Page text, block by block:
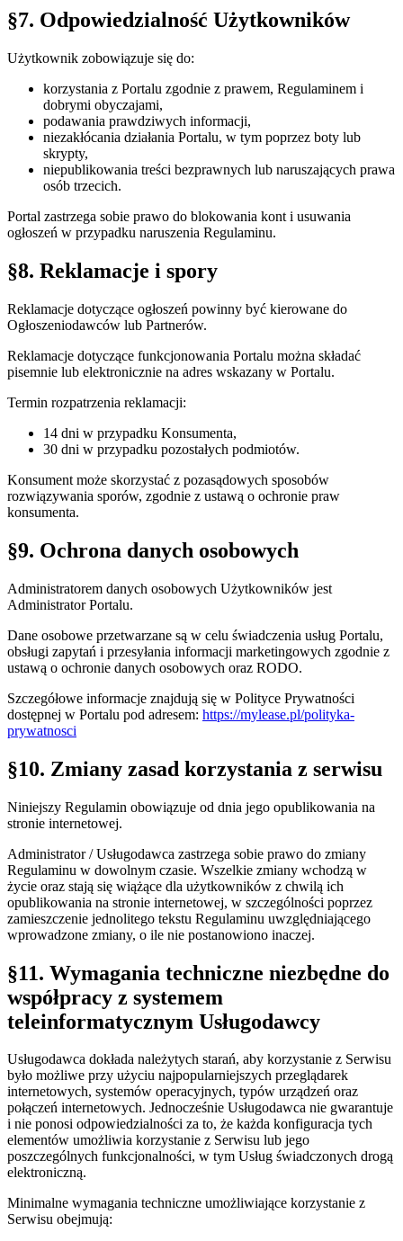
§7. Odpowiedzialność Użytkowników
Użytkownik zobowiązuje się do:
korzystania z Portalu zgodnie z prawem, Regulaminem i
dobrymi obyczajami,
podawania prawdziwych informacji,
niezakłócania działania Portalu, w tym poprzez boty lub
skrypty,
niepublikowania treści bezprawnych lub naruszających prawa
osób trzecich.
Portal zastrzega sobie prawo do blokowania kont i usuwania
ogłoszeń w przypadku naruszenia Regulaminu.
§8. Reklamacje i spory
Reklamacje dotyczące ogłoszeń powinny być kierowane do
Ogłoszeniodawców lub Partnerów.
Reklamacje dotyczące funkcjonowania Portalu można składać
pisemnie lub elektronicznie na adres wskazany w Portalu.
Termin rozpatrzenia reklamacji:
14 dni w przypadku Konsumenta,
30 dni w przypadku pozostałych podmiotów.
Konsument może skorzystać z pozasądowych sposobów
rozwiązywania sporów, zgodnie z ustawą o ochronie praw
konsumenta.
§9. Ochrona danych osobowych
Administratorem danych osobowych Użytkowników jest
Administrator Portalu.
Dane osobowe przetwarzane są w celu świadczenia usług Portalu,
obsługi zapytań i przesyłania informacji marketingowych zgodnie z
ustawą o ochronie danych osobowych oraz RODO.
Szczegółowe informacje znajdują się w Polityce Prywatności
dostępnej w Portalu pod adresem: https://mylease.pl/polityka-
prywatnosci
§10. Zmiany zasad korzystania z serwisu
Niniejszy Regulamin obowiązuje od dnia jego opublikowania na
stronie internetowej.
Administrator / Usługodawca zastrzega sobie prawo do zmiany
Regulaminu w dowolnym czasie. Wszelkie zmiany wchodzą w
życie oraz stają się wiążące dla użytkowników z chwilą ich
opublikowania na stronie internetowej, w szczególności poprzez
zamieszczenie jednolitego tekstu Regulaminu uwzględniającego
wprowadzone zmiany, o ile nie postanowiono inaczej.
§11. Wymagania techniczne niezbędne do
współpracy z systemem
teleinformatycznym Usługodawcy
Usługodawca dokłada należytych starań, aby korzystanie z Serwisu
było możliwe przy użyciu najpopularniejszych przeglądarek
internetowych, systemów operacyjnych, typów urządzeń oraz
połączeń internetowych. Jednocześnie Usługodawca nie gwarantuje
i nie ponosi odpowiedzialności za to, że każda konfiguracja tych
elementów umożliwia korzystanie z Serwisu lub jego
poszczególnych funkcjonalności, w tym Usług świadczonych drogą
elektroniczną.
Minimalne wymagania techniczne umożliwiające korzystanie z
Serwisu obejmują: